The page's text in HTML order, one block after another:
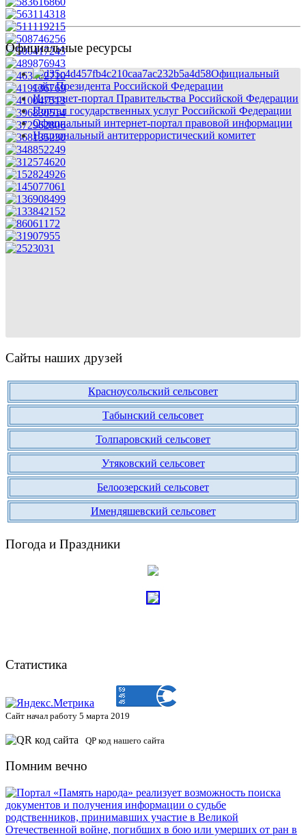
Официальные ресурсы
Официальный
сайт Президента Российской Федерации
Интернет-портал Правительства Российской Федерации
Портал государственных услуг Российской Федерации
Официальный интернет-портал правовой информации
Национальный антитеррористический комитет
Сайты наших друзей
Красноусольский сельсовет
Табынский сельсовет
Толпаровский сельсовет
Утяковский сельсовет
Белоозерский сельсовет
Имендяшевский сельсовет
Погода и Праздники
Статистика
Сайт начал работу 5 марта 2019
QP код нашего сайта
Помним вечно